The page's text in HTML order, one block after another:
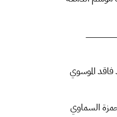
الموسوي
السماوي